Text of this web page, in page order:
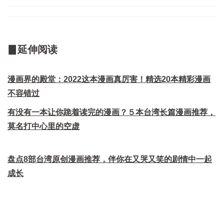
▊延伸阅读
漫画界的殿堂：2022这本漫画真厉害！精选20本精彩漫画
不容错过
有没有一本让你跪着读完的漫画？５本台湾长篇漫画推荐，
莫名打中心里的空虚
盘点8部台湾原创漫画推荐，伴你在又哭又笑的剧情中一起
成长